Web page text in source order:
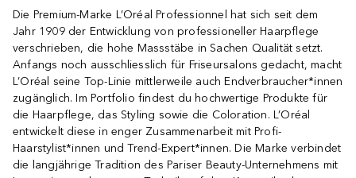
Die Premium-Marke L’Oréal Professionnel hat sich seit dem
Jahr 1909 der Entwicklung von professioneller Haarpflege
verschrieben, die hohe Massstäbe in Sachen Qualität setzt.
Anfangs noch ausschliesslich für Friseursalons gedacht, macht
L’Oréal seine Top-Linie mittlerweile auch Endverbraucher*innen
zugänglich. Im Portfolio findest du hochwertige Produkte für
die Haarpflege, das Styling sowie die Coloration. L’Oréal
entwickelt diese in enger Zusammenarbeit mit Profi-
Haarstylist*innen und Trend-Expert*innen. Die Marke verbindet
die langjährige Tradition des Pariser Beauty-Unternehmens mit